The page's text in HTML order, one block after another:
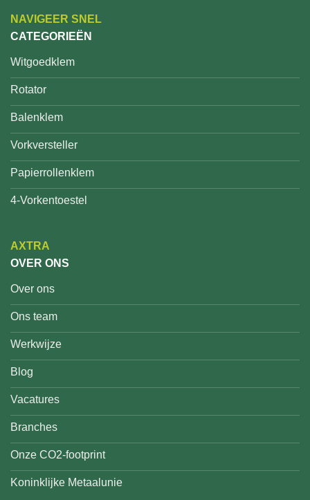
NAVIGEER SNEL
CATEGORIEËN
Witgoedklem
Rotator
Balenklem
Vorkversteller
Papierrollenklem
4-Vorkentoestel
AXTRA
OVER ONS
Over ons
Ons team
Werkwijze
Blog
Vacatures
Branches
Onze CO2-footprint
Koninklijke Metaalunie